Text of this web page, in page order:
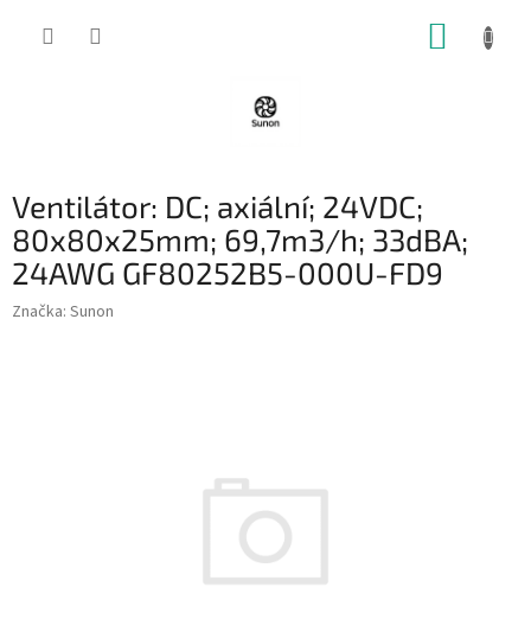
Ventilátor: DC; axiální; 24VDC;
80x80x25mm; 69,7m3/h; 33dBA;
24AWG GF80252B5-000U-FD9
Značka: Sunon